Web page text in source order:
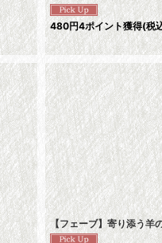
480円4ポイント獲得(税
【フェーブ】寄り添う